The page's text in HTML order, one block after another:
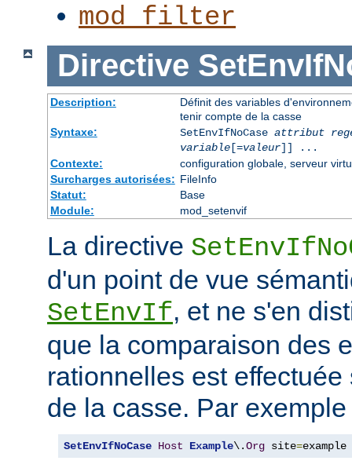
mod_filter
Directive
Description:
Définit des variables
tenir compte de la casse
Syntaxe:
SetEnvIfNoCase attribut
variable[=valeur]] ...
Contexte:
configuration globale, serveur
Surcharges autorisées: FileInfo
Statut:
Base
Module:
mod_setenvif
La directive
d'un point de vue
SetEnvIf, et ne s'en
que la comparaison des
rationnelles est
de la casse. Par exemple
SetEnvIfNoCase Host Example\.Org site=example